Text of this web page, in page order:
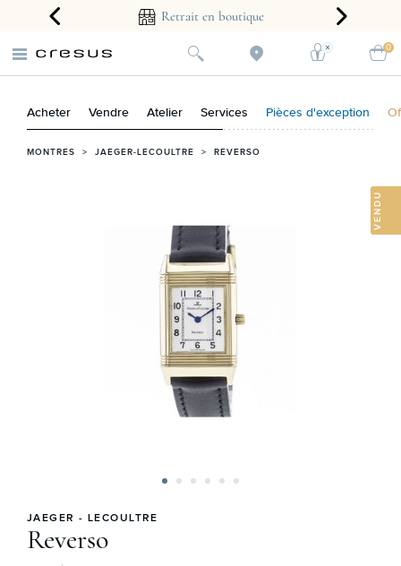
2 ans Retrait en boutique
0
Acheter Vendre Atelier Services Pièces d'exception
MONTRES > JAEGER-LECOULTRE > REVERSO
VENDU
JAEGER - LECOULTRE
Reverso